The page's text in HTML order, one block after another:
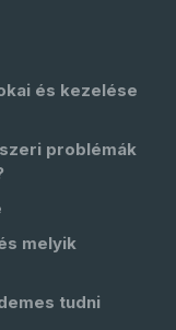
és kezelése
problémák
melyik
tudni